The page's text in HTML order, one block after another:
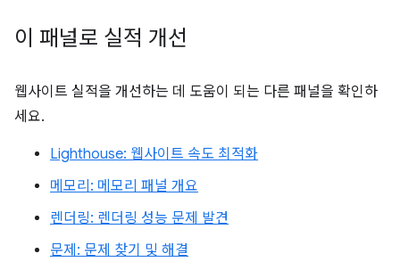
이 패널로 실적 개선
웹사이트 실적을 개선하는 데 도움이 되는 다른 패널을 확인하
세요.
Lighthouse: 웹사이트 속도 최적화
메모리: 메모리 패널 개요
렌더링: 렌더링 성능 문제 발견
문제: 문제 찾기 및 해결